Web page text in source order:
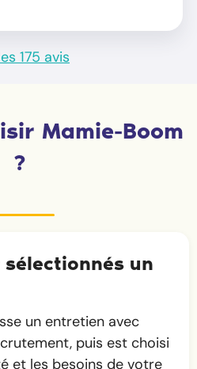
175 avis
Mamie-Boom
?
un
un entretien avec
puis est choisi
et les besoins de votre